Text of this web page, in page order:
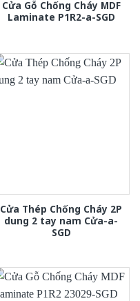
Cửa Gỗ Chống Cháy MDF
Laminate P1R2-a-SGD
Cửa Thép Chống Cháy 2P
dung 2 tay nam Cửa-a-
SGD